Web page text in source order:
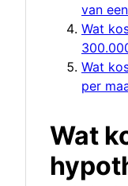
van
Wat
Wat
per
Wat